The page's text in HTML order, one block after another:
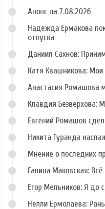
Анонс на 7.08.2026
Надежда Ермакова
отпуска
Даниил Сахнов:
Катя Квашникова:
Анастасия Ромашова
Клавдия Безверхова:
Евгений Ромашов
Никита Гуранда
Мнение о последних
Галина Маковская:
Егор Мельников: Я до
Нелли Ермолаева: